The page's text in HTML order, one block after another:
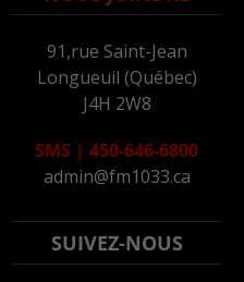
91,rue Saint-Jean
Longueuil (Québec)
J4H 2W8
SMS | 450-646-6800
admin@fm1033.ca
SUIVEZ-NOUS